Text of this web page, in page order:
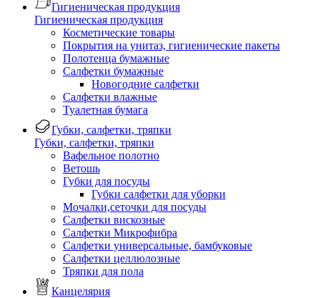
Гигиеническая продукция
Гигиеническая продукция
Косметические товары
Покрытия на унитаз, гигиенические пакеты
Полотенца бумажные
Салфетки бумажные
Новогодние салфетки
Салфетки влажные
Туалетная бумага
Губки, салфетки, тряпки
Губки, салфетки, тряпки
Вафельное полотно
Ветошь
Губки для посуды
Губки салфетки для уборки
Мочалки,сеточки для посуды
Салфетки вискозные
Салфетки Микрофибра
Салфетки универсальные, бамбуковые
Салфетки целлюлозные
Тряпки для пола
Канцелярия